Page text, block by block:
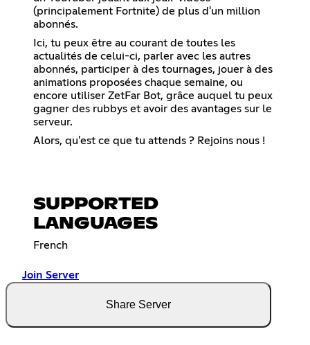
(principalement Fortnite) de plus d'un million
abonnés.
Ici, tu peux être au courant de toutes les
actualités de celui-ci, parler avec les autres
abonnés, participer à des tournages, jouer à des
animations proposées chaque semaine, ou
encore utiliser ZetFar Bot, grâce auquel tu peux
gagner des rubbys et avoir des avantages sur le
serveur.
Alors, qu'est ce que tu attends ? Rejoins nous !
SUPPORTED
LANGUAGES
French
Join Server
Share Server